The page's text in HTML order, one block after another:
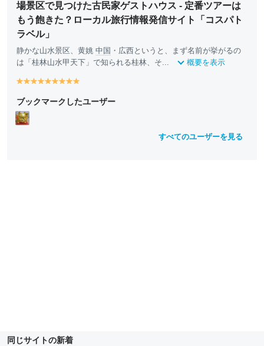
場景区で見つけた古民家ゲストハウス - 定番ツアーは
もう飽きた？ローカル旅行情報発信サイト「コスパト
ラベル」
静かな山水景区、黄姚 中国 ・広西というと、まず名前が挙がるの
は「桂林山水甲天下」で知られる桂林、そ...
概要を表示
y
ll
o
w
y
ll
o
w
y
ll
y
ll
y
ll
y
ll
y
ll
y
ll ll
ブックマークしたユーザー
すべてのユーザーを見る
同じサイトの新着